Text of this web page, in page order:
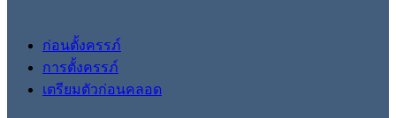
ก่อนตั้งครรภ์
การตั้งครรภ์
เตรียมตัวก่อนคลอด